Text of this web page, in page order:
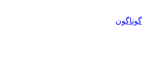
گوناگون